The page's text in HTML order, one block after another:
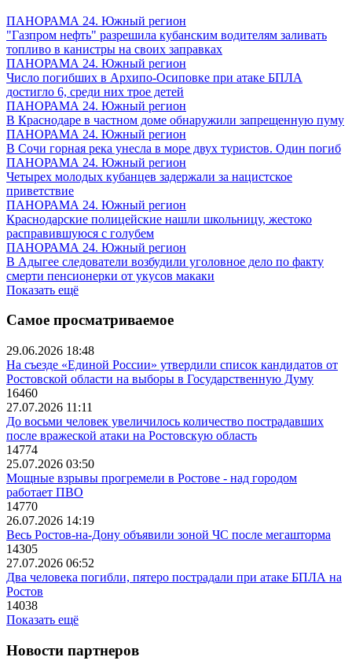
ПАНОРАМА 24. Южный регион
"Газпром нефть" разрешила кубанским водителям заливать
топливо в канистры на своих заправках
ПАНОРАМА 24. Южный регион
Число погибших в Архипо-Осиповке при атаке БПЛА
достигло 6, среди них трое детей
ПАНОРАМА 24. Южный регион
В Краснодаре в частном доме обнаружили запрещенную пуму
ПАНОРАМА 24. Южный регион
В Сочи горная река унесла в море двух туристов. Один погиб
ПАНОРАМА 24. Южный регион
Четырех молодых кубанцев задержали за нацистское
приветствие
ПАНОРАМА 24. Южный регион
Краснодарские полицейские нашли школьницу, жестоко
расправившуюся с голубем
ПАНОРАМА 24. Южный регион
В Адыгее следователи возбудили уголовное дело по факту
смерти пенсионерки от укусов макаки
Показать ещё
Самое просматриваемое
29.06.2026 18:48
На съезде «Единой России» утвердили список кандидатов от
Ростовской области на выборы в Государственную Думу
16460
27.07.2026 11:11
До восьми человек увеличилось количество пострадавших
после вражеской атаки на Ростовскую область
14774
25.07.2026 03:50
Мощные взрывы прогремели в Ростове - над городом
работает ПВО
14770
26.07.2026 14:19
Весь Ростов-на-Дону объявили зоной ЧС после мегашторма
14305
27.07.2026 06:52
Два человека погибли, пятеро пострадали при атаке БПЛА на
Ростов
14038
Показать ещё
Новости партнеров